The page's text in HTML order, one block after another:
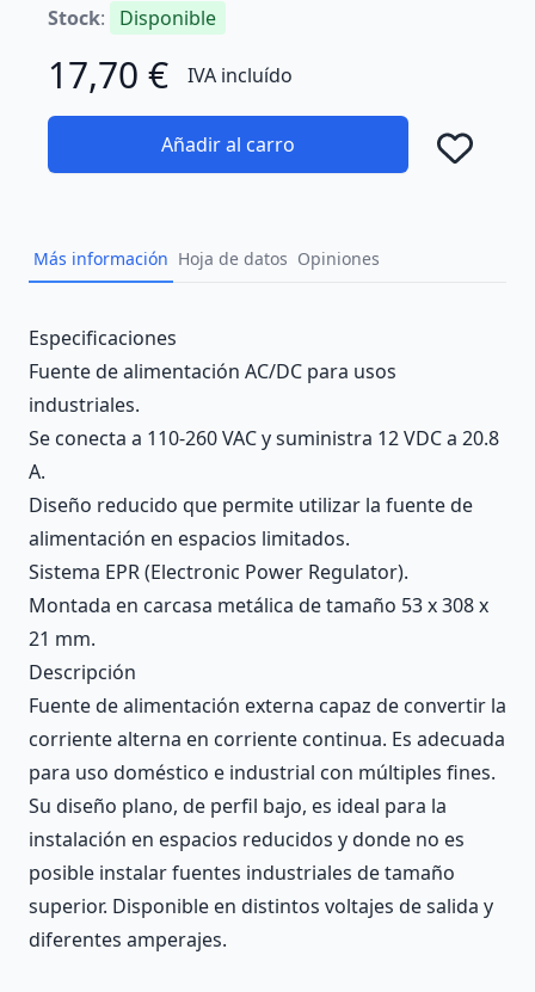
Stock: Disponible
17,70 € IVA incluído
Añadir al carro
Más información Hoja de datos Opiniones
Description
Especificaciones
Fuente de alimentación AC/DC para usos
industriales.
Se conecta a 110-260 VAC y suministra 12 VDC a 20.8
A.
Diseño reducido que permite utilizar la fuente de
alimentación en espacios limitados.
Sistema EPR (Electronic Power Regulator).
Montada en carcasa metálica de tamaño 53 x 308 x
21 mm.
Descripción
Fuente de alimentación externa capaz de convertir la
corriente alterna en corriente continua. Es adecuada
para uso doméstico e industrial con múltiples fines.
Su diseño plano, de perfil bajo, es ideal para la
instalación en espacios reducidos y donde no es
posible instalar fuentes industriales de tamaño
superior. Disponible en distintos voltajes de salida y
diferentes amperajes.